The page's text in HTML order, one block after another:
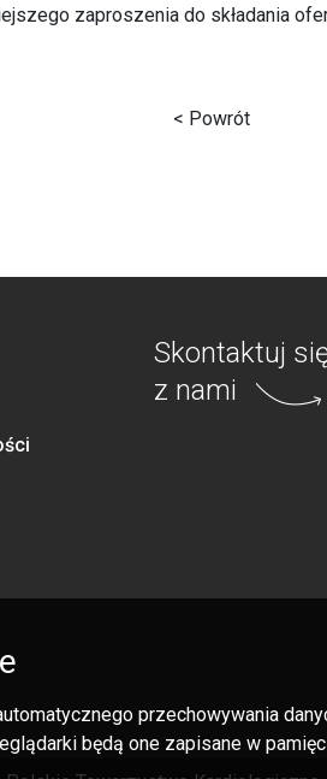
zaproszenia do składania
< Powrót
Skontaktuj
z nami
przechowywania
będą one zapisane w